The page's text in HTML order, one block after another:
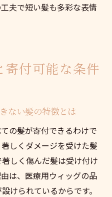
夫で短い髪も多彩な表情
寄付可能な条件
ない髪の特徴とは
の髪が寄付できるわけで
しくダメージを受けた髪
しく傷んだ髪は受け付け
は、医療用ウィッグの品
けられているからです。